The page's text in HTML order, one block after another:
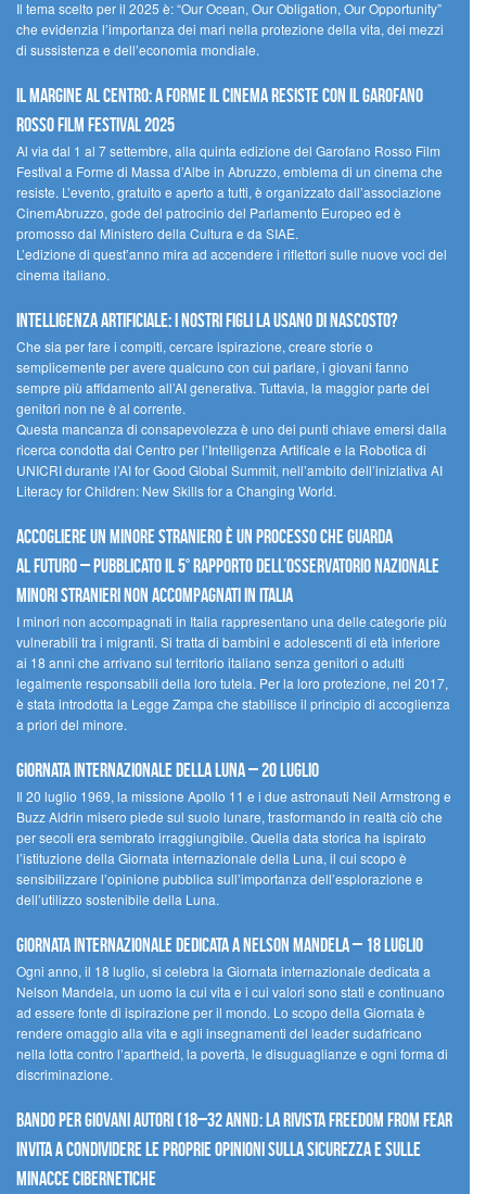
Il tema scelto per il 2025 è: “Our Ocean, Our Obligation, Our Opportunity”
che evidenzia l’importanza dei mari nella protezione della vita, dei mezzi
di sussistenza e dell’economia mondiale.
Il margine al centro: a Forme il cinema resiste con il Garofano
Rosso Film Festival 2025
Al via dal 1 al 7 settembre, alla quinta edizione del Garofano Rosso Film
Festival a Forme di Massa d’Albe in Abruzzo, emblema di un cinema che
resiste. L’evento, gratuito e aperto a tutti, è organizzato dall’associazione
CinemAbruzzo, gode del patrocinio del Parlamento Europeo ed è
promosso dal Ministero della Cultura e da SIAE.
L’edizione di quest’anno mira ad accendere i riflettori sulle nuove voci del
cinema italiano.
Intelligenza artificiale: i nostri figli la usano di nascosto?
Che sia per fare i compiti, cercare ispirazione, creare storie o
semplicemente per avere qualcuno con cui parlare, i giovani fanno
sempre più affidamento all’AI generativa. Tuttavia, la maggior parte dei
genitori non ne è al corrente.
Questa mancanza di consapevolezza è uno dei punti chiave emersi dalla
ricerca condotta dal Centro per l’Intelligenza Artificale e la Robotica di
UNICRI durante l’AI for Good Global Summit, nell’ambito dell’iniziativa AI
Literacy for Children: New Skills for a Changing World.
Accogliere un minore straniero è un processo che guarda
al futuro – Pubblicato il 5° rapporto dell’Osservatorio Nazionale
Minori Stranieri Non Accompagnati in Italia
I minori non accompagnati in Italia rappresentano una delle categorie più
vulnerabili tra i migranti. Si tratta di bambini e adolescenti di età inferiore
ai 18 anni che arrivano sul territorio italiano senza genitori o adulti
legalmente responsabili della loro tutela. Per la loro protezione, nel 2017,
è stata introdotta la Legge Zampa che stabilisce il principio di accoglienza
a priori del minore.
Giornata Internazionale della Luna – 20 luglio
Il 20 luglio 1969, la missione Apollo 11 e i due astronauti Neil Armstrong e
Buzz Aldrin misero piede sul suolo lunare, trasformando in realtà ciò che
per secoli era sembrato irraggiungibile. Quella data storica ha ispirato
l’istituzione della Giornata internazionale della Luna, il cui scopo è
sensibilizzare l’opinione pubblica sull’importanza dell’esplorazione e
dell’utilizzo sostenibile della Luna.
Giornata internazionale dedicata a Nelson Mandela – 18 luglio
Ogni anno, il 18 luglio, si celebra la Giornata internazionale dedicata a
Nelson Mandela, un uomo la cui vita e i cui valori sono stati e continuano
ad essere fonte di ispirazione per il mondo. Lo scopo della Giornata è
rendere omaggio alla vita e agli insegnamenti del leader sudafricano
nella lotta contro l’apartheid, la povertà, le disuguaglianze e ogni forma di
discriminazione.
Bando per giovani autori (18–32 anni): la Rivista Freedom From Fear
invita a condividere le proprie opinioni sulla sicurezza e sulle
minacce cibernetiche